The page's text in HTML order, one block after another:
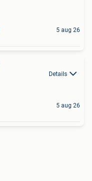
5 aug 26
Details
5 aug 26